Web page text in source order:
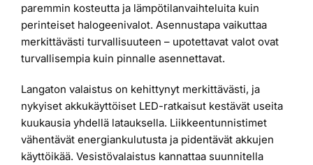
paremmin kosteutta ja lämpötilanvaihteluita kuin
perinteiset halogeenivalot. Asennustapa vaikuttaa
merkittävästi turvallisuuteen – upotettavat valot ovat
turvallisempia kuin pinnalle asennettavat.
Langaton valaistus on kehittynyt merkittävästi, ja
nykyiset akkukäyttöiset LED-ratkaisut kestävät useita
kuukausia yhdellä latauksella. Liikkeentunnistimet
vähentävät energiankulutusta ja pidentävät akkujen
käyttöikää. Vesistövalaistus kannattaa suunnitella